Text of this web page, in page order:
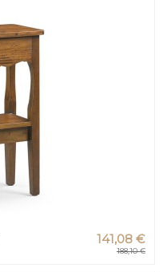
141,08 €
188,10 €